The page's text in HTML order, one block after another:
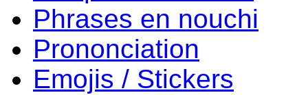
Phrases en nouchi
Prononciation
Emojis / Stickers